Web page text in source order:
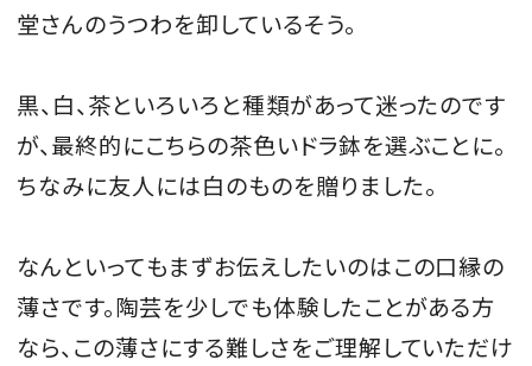
堂さんのうつわを卸しているそう。
黒、白、茶といろいろと種類があって迷ったのです
が、最終的にこちらの茶色いドラ鉢を選ぶことに。
ちなみに友人には白のものを贈りました。
なんといってもまずお伝えしたいのはこの口縁の
薄さです。陶芸を少しでも体験したことがある方
なら、この薄さにする難しさをご理解していただけ